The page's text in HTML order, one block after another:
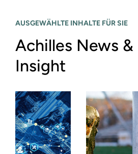
AUSGEWÄHLTE INHALTE FÜR SIE
Achilles News &
Insight